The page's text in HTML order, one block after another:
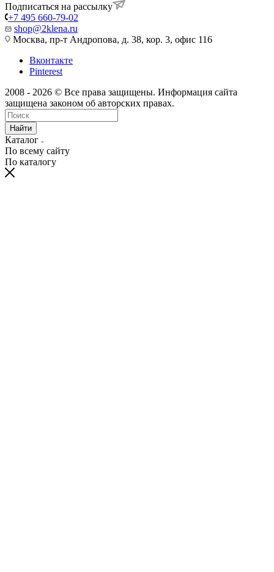
Подписаться на рассылку
+7 495 660-79-02
shop@2klena.ru
Москва, пр-т Андропова, д. 38, кор. 3, офис 116
Вконтакте
Pinterest
2008 - 2026 © Все права защищены. Информация сайта
защищена законом об авторских правах.
Найти
Каталог
По всему сайту
По каталогу